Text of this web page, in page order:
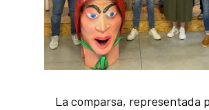
La comparsa, representada